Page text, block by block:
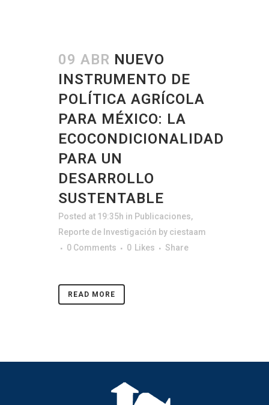
09 ABR NUEVO
INSTRUMENTO DE
POLÍTICA AGRÍCOLA
PARA MÉXICO: LA
ECOCONDICIONALIDAD
PARA UN
DESARROLLO
SUSTENTABLE
Posted at 19:35h in Publicaciones,
Reporte de Investigación by ciestaam
0 Comments
0 Likes Share
READ MORE